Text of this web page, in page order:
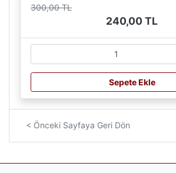
300,00 TL
240,00 TL
Sepete Ekle
< Önceki Sayfaya Geri Dön